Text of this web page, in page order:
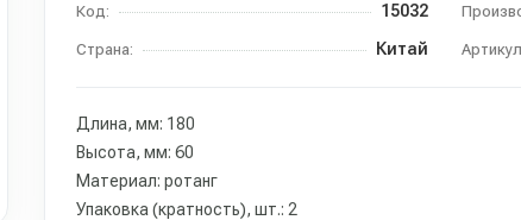
Код: 15032
Страна: Китай
Длина, мм: 180
Высота, мм: 60
Материал: ротанг
Упаковка (кратность), шт.: 2